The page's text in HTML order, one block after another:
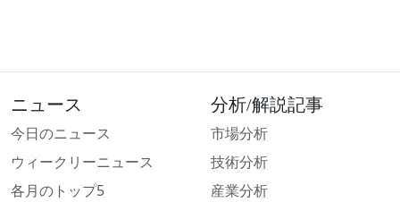
ニュース
今日のニュース
ウィークリーニュース
各月のトップ5
分析/解説記事
市場分析
技術分析
産業分析